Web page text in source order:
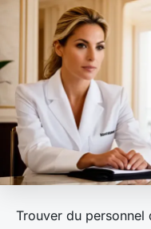
Trouver du personnel